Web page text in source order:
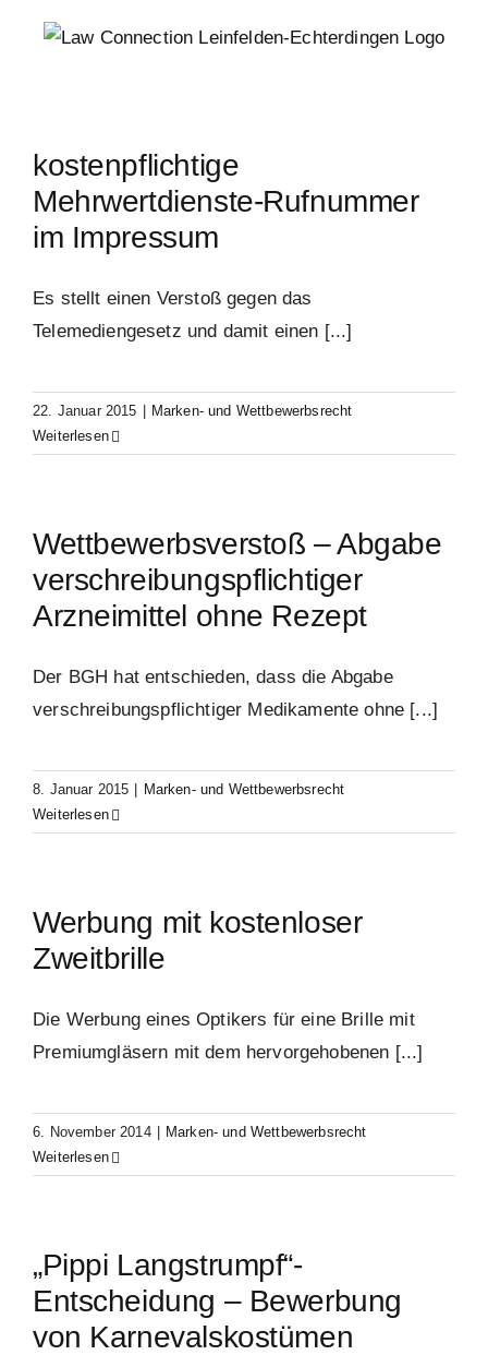
kostenpflichtige
Mehrwertdienste-Rufnummer
im Impressum
Es stellt einen Verstoß gegen das
Telemediengesetz und damit einen [...]
22. Januar 2015
Marken- und Wettbewerbsrecht
Weiterlesen
Wettbewerbsverstoß – Abgabe
verschreibungspflichtiger
Arzneimittel ohne Rezept
Der BGH hat entschieden, dass die Abgabe
verschreibungspflichtiger Medikamente ohne [...]
8. Januar 2015
Marken- und Wettbewerbsrecht
Weiterlesen
Werbung mit kostenloser
Zweitbrille
Die Werbung eines Optikers für eine Brille mit
Premiumgläsern mit dem hervorgehobenen [...]
6. November 2014
Marken- und Wettbewerbsrecht
Weiterlesen
„Pippi Langstrumpf“-
Entscheidung – Bewerbung
von Karnevalskostümen